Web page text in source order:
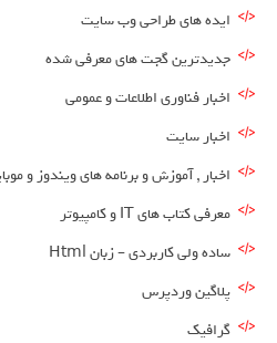
ایده های طراحی وب سایت
جدیدترین گجت های معرفی شده
اخبار فناوری اطلاعات و عمومی
اخبار سایت
اخبار , آموزش و برنامه های ویندوز و
معرفی کتاب های IT و کامپیوتر
ساده ولی کاربردی – زبان Html
پلاگین وردپرس
گرافیک